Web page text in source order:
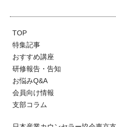
TOP
特集記事
おすすめ講座
研修報告・告知
お悩みQ&A
会員向け情報
支部コラム